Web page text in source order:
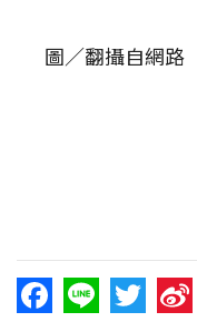
圖／翻攝自網路